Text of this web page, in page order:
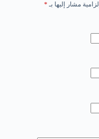
مشار إليها بـ *